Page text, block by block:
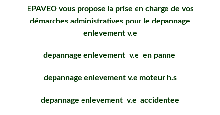
EPAVEO vous propose la prise en charge de vos
démarches administratives pour le depannage
enlevement v.e
depannage enlevement v.e en panne
depannage enlevement v.e moteur h.s
depannage enlevement v.e accidentee